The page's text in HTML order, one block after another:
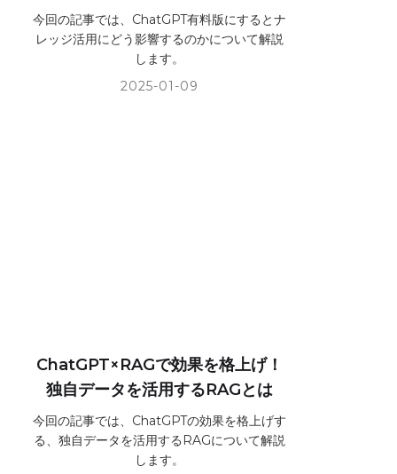
今回の記事では、ChatGPT有料版にするとナ
レッジ活用にどう影響するのかについて解説
します。
2025-01-09
ChatGPT×RAGで効果を格上げ！
独自データを活用するRAGとは
今回の記事では、ChatGPTの効果を格上げす
る、独自データを活用するRAGについて解説
します。